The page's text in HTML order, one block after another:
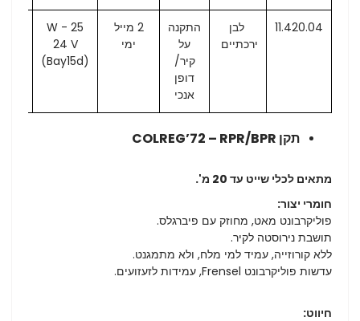
11.420.04
לבן
ירכתיים
התקנה
על
קיר/
דופן
אנכי
2 מייל
ימי
25 W -
24 V
(Bay15d)
תקן COLREG’72 – RPR/BPR
מתאים לכלי שייט עד 20 מ'.
חומרי יצור:
פוליקרבונט מאט, מחוזק עם פיברגלס.
תושבת נירוסטה לקיר.
ללא קורוזייה, עמיד למי מלח, ולא מתמגנט.
עדשות פוליקרבונט Frensel, עמידות לזעזועים.
חיווט: